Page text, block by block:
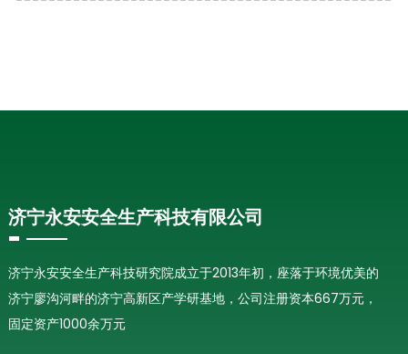
济宁永安安全生产科技有限公司
济宁永安安全生产科技研究院成立于2013年初，座落于环境优美的
济宁廖沟河畔的济宁高新区产学研基地，公司注册资本667万元，
固定资产1000余万元